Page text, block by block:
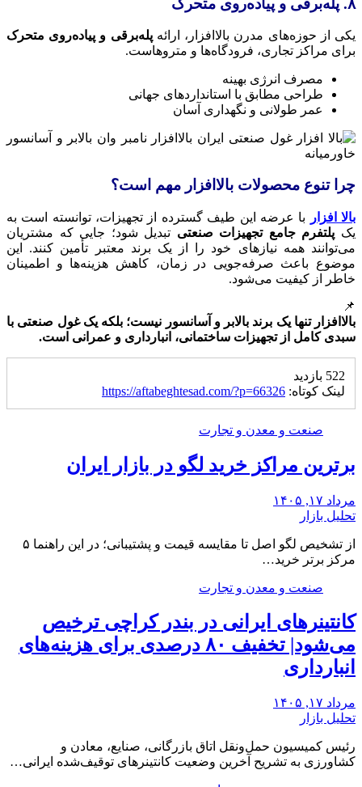
یکی از حوزه‌های مدرن بالاافزار، ارائهپله‌برقی و پیاده‌روی متحرک
برای مراکز تجاری، فرودگاه‌ها و متروهاست.
مصرف انرژی بهینه
طراحی مطابق با استانداردهای جهانی
عمر طولانی و نگهداری آسان
چرا تنوع محصولات بالاافزار مهم است؟
بالا افزار
با عرضه این طیف گسترده از تجهیزات، توانسته است به
یک پلتفرم جامع تجهیزات صنعتی تبدیل شود؛ جایی که مشتریان
می‌توانند همه نیازهای خود را از یک برند معتبر تأمین کنند. این
موضوع باعث صرفه‌جویی در زمان، کاهش هزینه‌ها و اطمینان
خاطر از کیفیت می‌شود.
📌
بالاافزار تنها یک برند بالابر و آسانسور نیست؛ بلکه یک غول صنعتی با
سبدی کامل از تجهیزات ساختمانی، انبارداری و عمرانی است.
522 بازدید
لینک کوتاه: https://aftabeghtesad.com/?p=66326
صنعت و معدن و تجارت
برترین مراکز خرید لگو در بازار ایران
مرداد ۱۷, ۱۴۰۵
تحلیل بازار
از تشخیص لگو اصل تا مقایسه قیمت و پشتیبانی؛ در این راهنما ۵
مرکز برتر خرید…
صنعت و معدن و تجارت
کانتینرهای ایرانی در بندر کراچی ترخیص
می‌شود| تخفیف ۸۰ درصدی برای هزینه‌های
انبارداری
مرداد ۱۷, ۱۴۰۵
تحلیل بازار
رئیس کمیسیون حمل‌ونقل اتاق بازرگانی، صنایع، معادن و
کشاورزی به تشریح آخرین وضعیت کانتینرهای توقیف‌شده ایرانی…